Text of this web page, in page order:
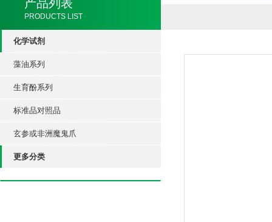
产品列表
PRODUCTS LIST
化学试剂
藻油系列
生育酚系列
标准品对照品
玄参或非洲魔鬼爪
更多分类